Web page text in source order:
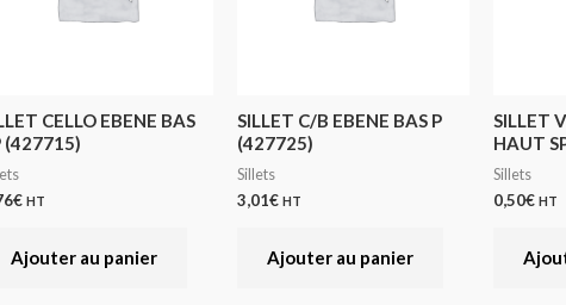
CELLO EBENE BAS
(427715)
€ HT
Ajouter au panier
SILLET C/B EBENE BAS P
(427725)
Sillets
3,01€ HT
Ajouter au panier
SILLET
HAUT
Sillets
0,50€ HT